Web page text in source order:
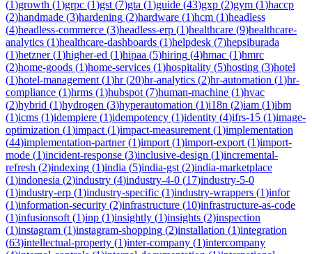
(1)growth (1)grpc (1)gst (7)gta (1)guide (43)gxp (2)gym (1)haccp
(2)handmade (3)hardening (2)hardware (1)hcm (1)headless
(4)headless-commerce (3)headless-erp (1)healthcare (9)healthcare-
analytics (1)healthcare-dashboards (1)helpdesk (7)hepsiburada
(1)hetzner(1)higher-ed (1)hipaa (5)hiring (4)hmac (1)hmrc
(2)home-goods (1)home-services (1)hospitality (5)hosting (3)hotel
(1)hotel-management (1)hr(20)hr-analytics (2)hr-automation (1)hr-
compliance (1)hrms (1)hubspot (7)human-machine (1)hvac
(2)hybrid (1)hydrogen (3)hyperautomation (1)i18n (2)iam (1)ibm
(1)icms (1)idempiere (1)idempotency (1)identity (4)ifrs-15 (1)image-
optimization (1)impact (1)impact-measurement (1)implementation
(44)implementation-partner(1)import (1)import-export (1)import-
mode (1)incident-response (3)inclusive-design (1)incremental-
refresh (2)indexing (1)india (5)india-gst (2)india-marketplace
(1)indonesia (2)industry (4)industry-4-0 (17)industry-5-0
(1)industry-erp (1)industry-specific (1)industry-wrappers (1)infor
(1)information-security (2)infrastructure (10)infrastructure-as-code
(1)infusionsoft (1)inp (1)insightly (1)insights (2)inspection
(1)instagram (1)instagram-shopping (2)installation (1)integration
(63)intellectual-property (1)inter-company (1)intercompany